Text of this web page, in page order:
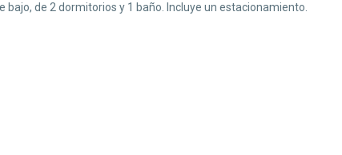
de 2 dormitorios y 1 baño. Incluye un estacionamiento.